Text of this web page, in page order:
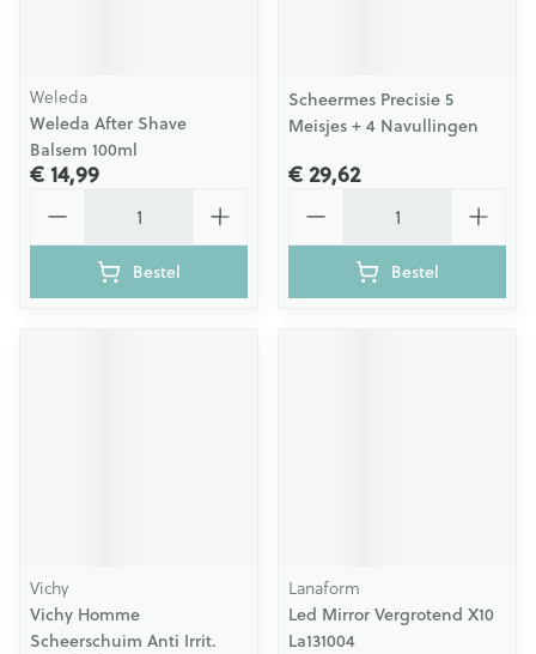
Weleda
Weleda After Shave
Balsem 100ml
€ 14,99
Bestel
Scheermes Precisie 5
Meisjes + 4 Navullingen
€ 29,62
Bestel
Vichy
Vichy Homme
Scheerschuim Anti Irrit.
Lanaform
Led Mirror Vergrotend X10
La131004